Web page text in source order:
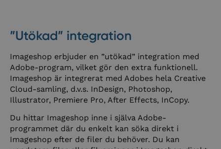
”Utökad” integration
Imageshop erbjuder en ”utökad” integration med
Adobe-program, vilket gör den extra funktionell.
Imageshop är integrerat med Adobes hela Creative
Cloud-samling, d.v.s. InDesign, Photoshop,
Illustrator, Premiere Pro, After Effects, InCopy.
Du hittar Imageshop inne i själva Adobe-
programmet där du enkelt kan söka direkt i
Imageshop efter de filer du behöver. Du kan